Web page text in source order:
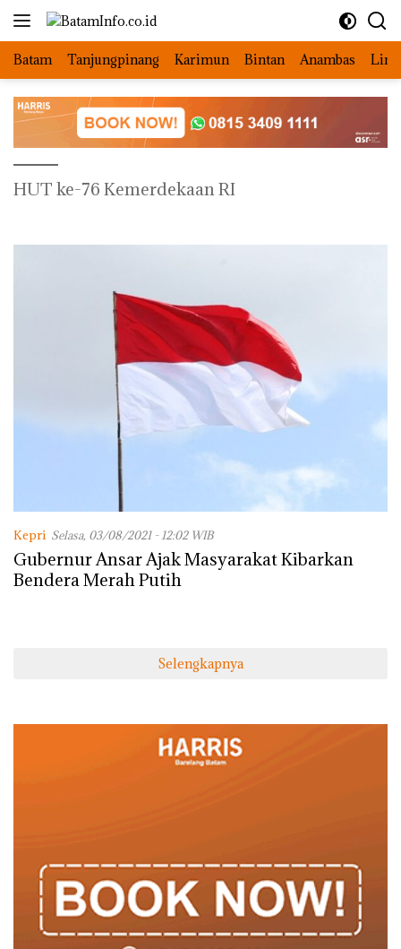
Langsung
Batam Tanjungpinang Karimun Bintan Anambas
HUT ke-76 Kemerdekaan RI
Kepri Selasa, 03/08/2021 - 12:02 WIB
Gubernur Ansar Ajak Masyarakat Kibarkan
Bendera Merah Putih
Selengkapnya